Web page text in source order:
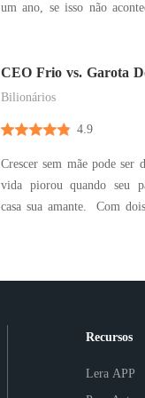
um ano, se isso não
impaciente, ela queria
CEO Frio vs. Garota
Bilionários
4.9
Crescer sem mãe pode ser
vida piorou quando seu
casa sua amante. Com
Recursos
Lera APP